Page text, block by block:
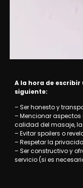
A la hora de
siguiente:
– Ser honesto y
– Mencionar
calidad del masaje,
– Evitar spoilers o
– Respetar la
– Ser constructivo y
servicio (si es